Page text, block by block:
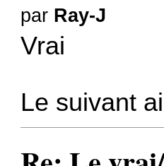
par Ray-J
Vrai
Le suivant